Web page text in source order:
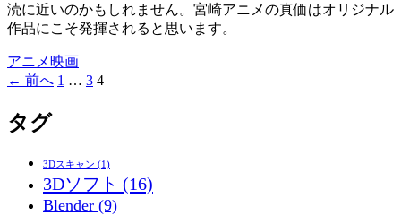
涜に近いのかもしれません。宮崎アニメの真価はオリジナル
作品にこそ発揮されると思います。
アニメ 映画
投
ナ
← 前へ 1 … 3 4
タグ
3Dスキャン (1)
3Dソフト (16)
Blender (9)